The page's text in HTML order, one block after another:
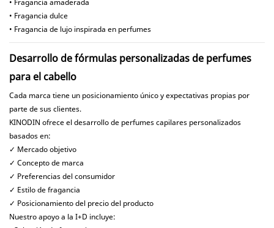
• Fragancia amaderada
• Fragancia dulce
• Fragancia de lujo inspirada en perfumes
Desarrollo de fórmulas personalizadas de perfumes
para el cabello
Cada marca tiene un posicionamiento único y expectativas propias por
parte de sus clientes.
KINODIN ofrece el desarrollo de perfumes capilares personalizados
basados ​​en:
✓ Mercado objetivo
✓ Concepto de marca
✓ Preferencias del consumidor
✓ Estilo de fragancia
✓ Posicionamiento del precio del producto
Nuestro apoyo a la I+D incluye: